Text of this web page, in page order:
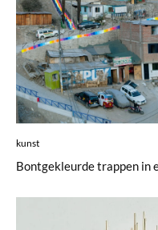
kunst
Bontgekleurde trappen in